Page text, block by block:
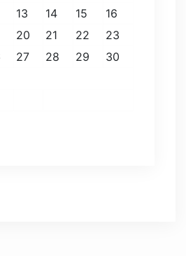
13 14 15
16
20 21 22
23
27 28 29
30